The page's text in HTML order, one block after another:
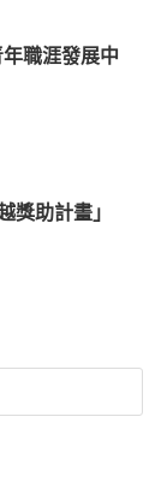
職涯發展中
獎助計畫」